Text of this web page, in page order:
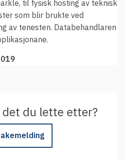
til fysisk hosting av teknisk
som blir brukte ved
av tenesten. Databehandlaren
du lette etter?